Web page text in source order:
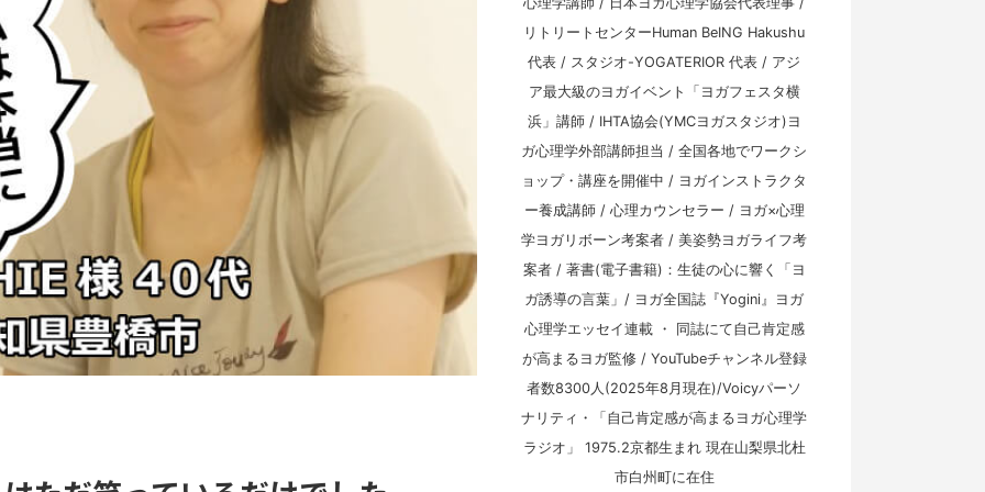
リトリートセンターHuman BeING Hakushu
代表 / スタジオ-YOGATERIOR 代表 / アジ
ア最大級のヨガイベント「ヨガフェスタ横
浜」講師 / IHTA協会(YMCヨガスタジオ)ヨ
ガ心理学外部講師担当 / 全国各地でワークシ
ョップ・講座を開催中 / ヨガインストラクタ
ー養成講師 / 心理カウンセラー / ヨガ×心理
学ヨガリボーン考案者 / 美姿勢ヨガライフ考
案者 / 著書(電子書籍)：生徒の心に響く「ヨ
ガ誘導の言葉」/ ヨガ全国誌『Yogini』ヨガ
心理学エッセイ連載 ・ 同誌にて自己肯定感
が高まるヨガ監修 / YouTubeチャンネル登録
者数8300人(2025年8月現在)/Voicyパーソ
ナリティ・「自己肯定感が高まるヨガ心理学
ラジオ」 1975.2京都生まれ 現在山梨県北杜
市白州町に在住